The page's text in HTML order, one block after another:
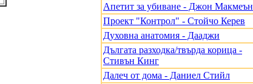
Апетит за убиване - Джон Макмеън
Проект "Контрол" - Стойчо Керев
Духовна анатомия - Дааджи
Дългата разходка/твърда корица -
Стивън Кинг
Далеч от дома - Даниел Стийл